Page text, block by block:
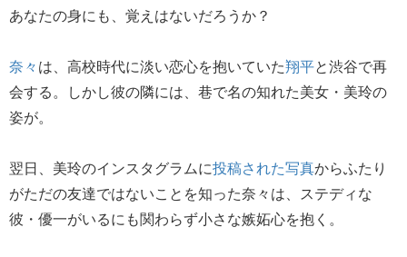
あなたの身にも、覚えはないだろうか？
奈々は、高校時代に淡い恋心を抱いていた翔平と渋谷で再
会する。しかし彼の隣には、巷で名の知れた美女・美玲の
姿が。
翌日、美玲のインスタグラムに投稿された写真からふたり
がただの友達ではないことを知った奈々は、ステディな
彼・優一がいるにも関わらず小さな嫉妬心を抱く。